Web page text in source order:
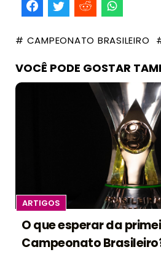
# CAMPEONATO BRASILEIRO
VOCÊ PODE GOSTAR
ARTIGOS
O que esperar da
Campeonato